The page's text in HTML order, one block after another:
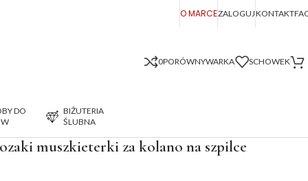
O MARCEZALOGUJKONTAKT
0PORÓWNYWARKA SCHOWEK
DO
BIŻUTERIA
ŚLUBNA
muszkieterki za kolano na szpilce